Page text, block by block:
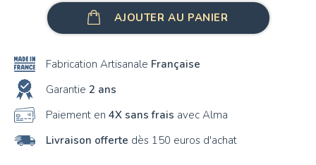
AJOUTER AU PANIER
Fabrication Artisanale Française
Garantie 2 ans
Paiement en 4X sans frais avec Alma
Livraison offerte dès 150 euros d'achat